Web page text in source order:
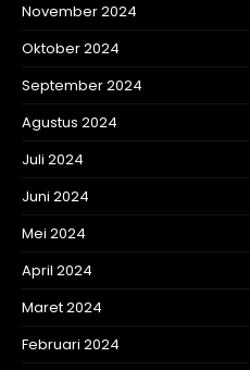
November 2024
Oktober 2024
September 2024
Agustus 2024
Juli 2024
Juni 2024
Mei 2024
April 2024
Maret 2024
Februari 2024